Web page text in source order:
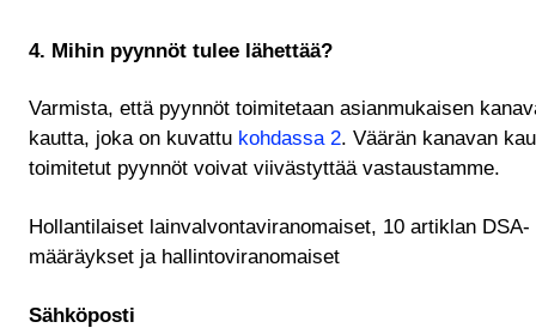
4. Mihin pyynnöt tulee lähettää?
Varmista, että pyynnöt toimitetaan asianmukaisen
kautta, joka on kuvattu kohdassa 2. Väärän kanavan
toimitetut pyynnöt voivat viivästyttää vastaustamme.
Hollantilaiset lainvalvontaviranomaiset, 10 artiklan DSA-
määräykset ja hallintoviranomaiset
Sähköposti